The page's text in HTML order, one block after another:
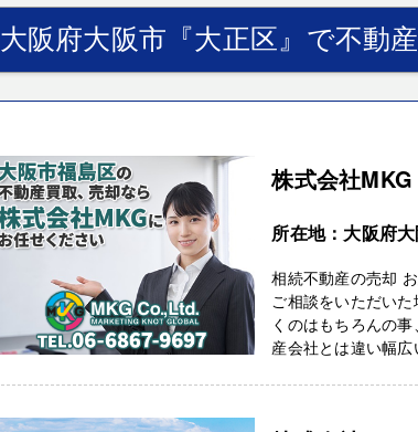
大阪府大阪市『大正区』で不動
株式会社MKG
所在地：大阪府
相続不動産の売却
ご相談をいただい
くのはもちろんの
産会社とは違い幅